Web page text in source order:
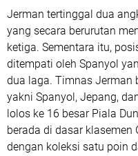
Jerman tertinggal dua
yang secara berurutan
ketiga. Sementara itu,
ditempati oleh Spanyol
dua laga. Timnas Jerman
yakni Spanyol, Jepang,
lolos ke 16 besar Piala
berada di dasar klasemen
dengan koleksi satu poin